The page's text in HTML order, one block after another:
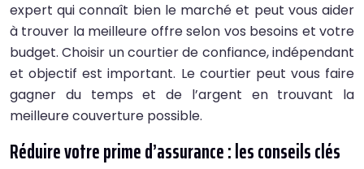
expert qui connaît bien le marché et peut vous aider
à trouver la meilleure offre selon vos besoins et votre
budget. Choisir un courtier de confiance, indépendant
et objectif est important. Le courtier peut vous faire
gagner du temps et de l’argent en trouvant la
meilleure couverture possible.
Réduire votre prime d’assurance : les conseils clés